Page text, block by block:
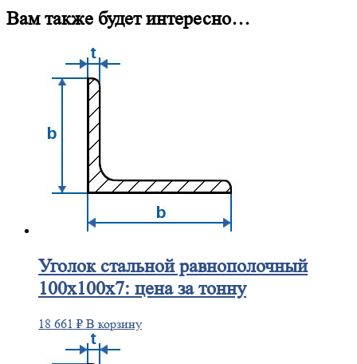
Вам также будет интересно…
Уголокстальной равнополочный
100х100х7: цена за тонну
18 661 ₽ В корзину